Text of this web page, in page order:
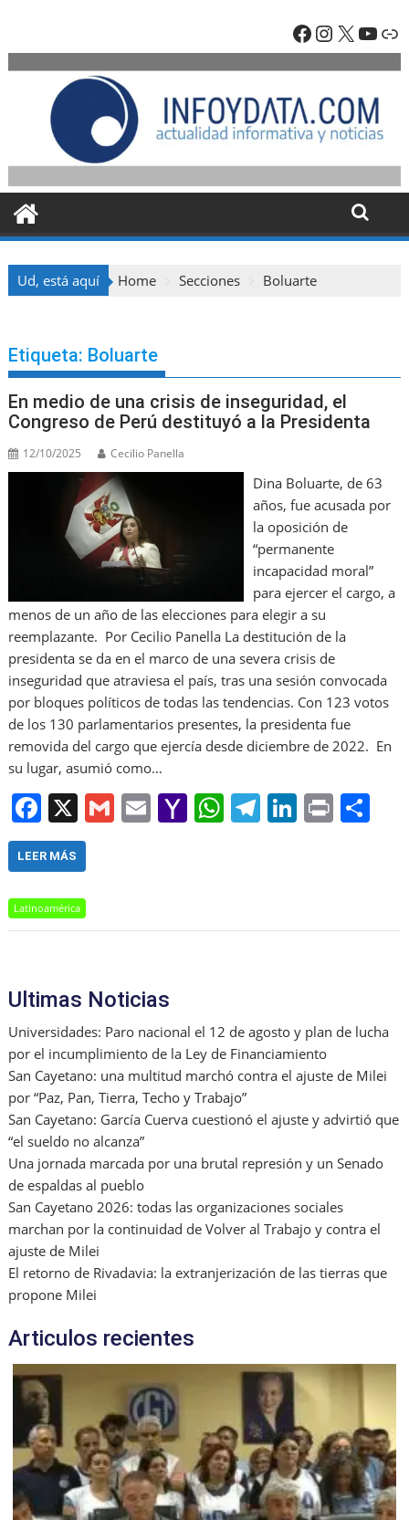
content
Facebook
X
Ud, está aquí Home Secciones Boluarte
Etiqueta: Boluarte
En medio de una crisis de inseguridad, el
Congreso de Perú destituyó a la Presidenta
12/10/2025 Cecilio Panella
Dina Boluarte, de 63
años, fue acusada por
la oposición de
“permanente
incapacidad moral”
para ejercer el cargo, a
menos de un año de las elecciones para elegir a su
reemplazante. Por Cecilio Panella La destitución de la
presidenta se da en el marco de una severa crisis de
inseguridad que atraviesa el país, tras una sesión convocada
por bloques políticos de todas las tendencias. Con 123 votos
de los 130 parlamentarios presentes, la presidenta fue
removida del cargo que ejercía desde diciembre de 2022. En
su lugar, asumió como…
F
a
c
e
b
k
X G E Y
o
W
A
T
a
Li
dI
Pr
LEER MÁS
Latinoamérica
Ultimas Noticias
Universidades: Paro nacional el 12 de agosto y plan de lucha
por el incumplimiento de la Ley de Financiamiento
San Cayetano: una multitud marchó contra el ajuste de Milei
por “Paz, Pan, Tierra, Techo y Trabajo”
San Cayetano: García Cuerva cuestionó el ajuste y advirtió que
“el sueldo no alcanza”
Una jornada marcada por una brutal represión y un Senado
de espaldas al pueblo
San Cayetano 2026: todas las organizaciones sociales
marchan por la continuidad de Volver al Trabajo y contra el
ajuste de Milei
El retorno de Rivadavia: la extranjerización de las tierras que
propone Milei
Articulos recientes